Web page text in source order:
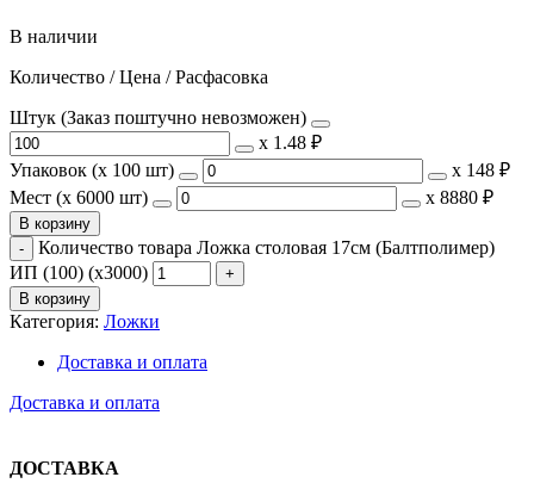
В наличии
Количество / Цена / Расфасовка
Штук (Заказ поштучно невозможен)
х 1.48 ₽
Упаковок (x 100 шт)
х 148 ₽
Мест (x 6000 шт)
х 8880 ₽
В корзину
Количество товара Ложка столовая 17см (Балтполимер)
ИП (100) (х3000)
В корзину
Категория: Ложки
Доставка и оплата
Доставка и оплата
ДОСТАВКА